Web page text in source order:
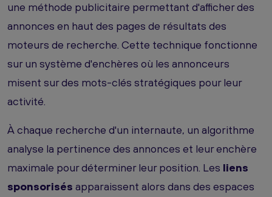
une méthode publicitaire permettant d'afficher des
annonces en haut des pages de résultats des
moteurs de recherche. Cette technique fonctionne
sur un système d'enchères où les annonceurs
misent sur des mots-clés stratégiques pour leur
activité.
À chaque recherche d'un internaute, un algorithme
analyse la pertinence des annonces et leur enchère
maximale pour déterminer leur position. Les liens
sponsorisés apparaissent alors dans des espaces